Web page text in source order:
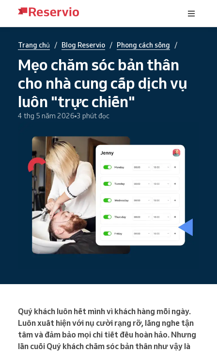
Trang chủ / Blog Reservio / Phong cách sống /
Mẹo chăm sóc bản thân
cho nhà cung cấp dịch vụ
luôn "trực chiến"
4 thg 5 năm 2026 3 phút đọc
Quý khách luôn hết mình vì khách hàng mỗi ngày.
Luôn xuất hiện với nụ cười rạng rỡ, lắng nghe tận
tâm và đảm bảo mọi chi tiết đều hoàn hảo. Nhưng
lần cuối Quý khách chăm sóc bản thân như vậy là